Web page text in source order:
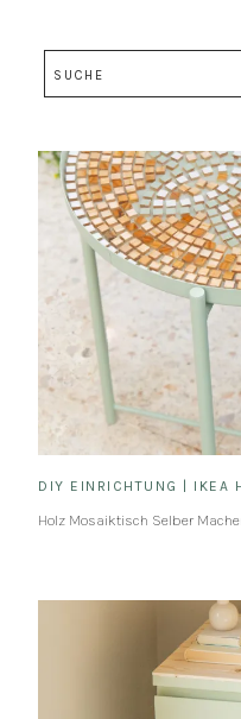
DIY EINRICHTUNG IKEA
Holz Mosaiktisch Selber